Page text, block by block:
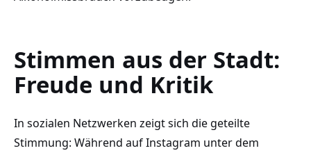
Stimmen aus der Stadt:
Freude und Kritik
In sozialen Netzwerken zeigt sich die geteilte
Stimmung: Während auf Instagram unter dem